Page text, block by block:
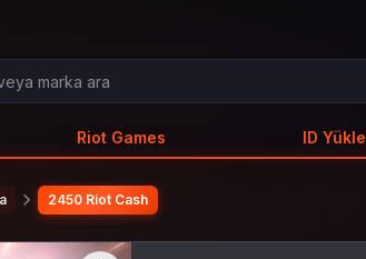
Riot Games ID Yükle
2450 Riot Cash